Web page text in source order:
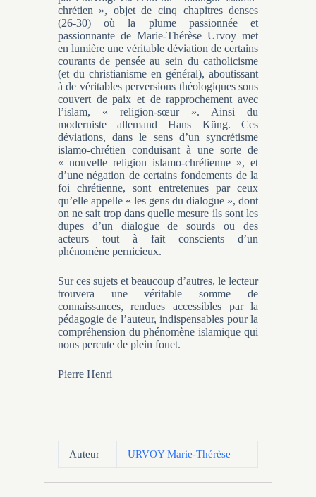
chrétien », objet de cinq chapitres denses
(26-30) où la plume passionnée et
passionnante de Marie-Thérèse Urvoy met
en lumière une véritable déviation de certains
courants de pensée au sein du catholicisme
(et du christianisme en général), aboutissant
à de véritables perversions théologiques sous
couvert de paix et de rapprochement avec
l’islam, « religion-sœur ». Ainsi du
moderniste allemand Hans Küng. Ces
déviations, dans le sens d’un syncrétisme
islamo-chrétien conduisant à une sorte de
« nouvelle religion islamo-chrétienne », et
d’une négation de certains fondements de la
foi chrétienne, sont entretenues par ceux
qu’elle appelle « les gens du dialogue », dont
on ne sait trop dans quelle mesure ils sont les
dupes d’un dialogue de sourds ou des
acteurs tout à fait conscients d’un
phénomène pernicieux.
Sur ces sujets et beaucoup d’autres, le lecteur
trouvera une véritable somme de
connaissances, rendues accessibles par la
pédagogie de l’auteur, indispensables pour la
compréhension du phénomène islamique qui
nous percute de plein fouet.
Pierre Henri
Auteur URVOY Marie-Thérèse